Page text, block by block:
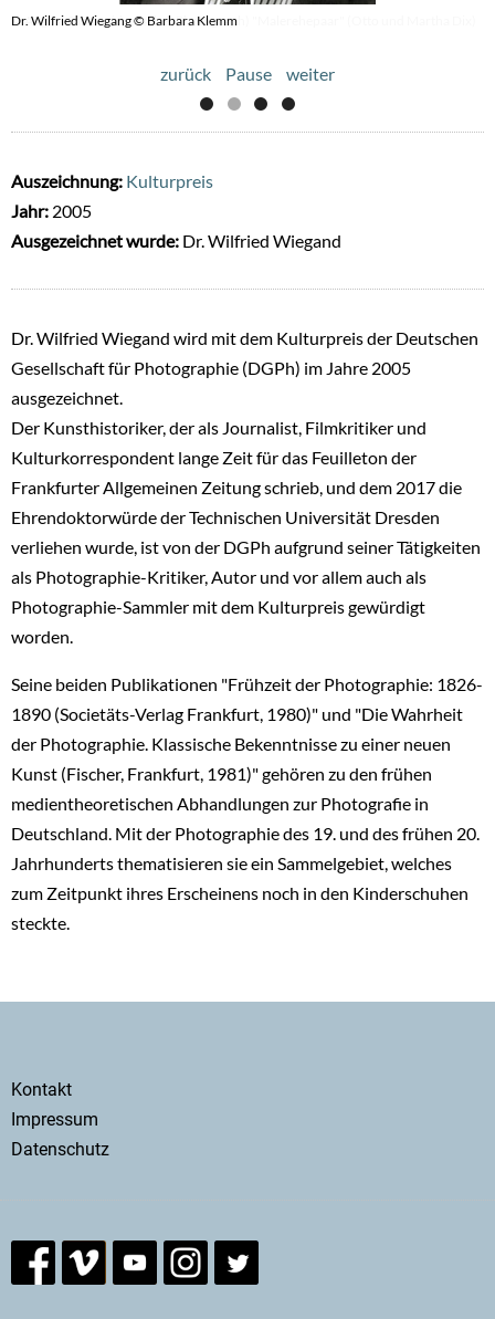
Dr. Wilfried Wiegang © Barbara Klemm
© August Sander (deutscher Photograph) "Malerehepaar" (Otto und Martha Dix)
zurück Pause weiter
Auszeichnung: Kulturpreis
Jahr: 2005
Ausgezeichnet wurde: Dr. Wilfried Wiegand
Dr. Wilfried Wiegand wird mit dem Kulturpreis der Deutschen
Gesellschaft für Photographie (DGPh) im Jahre 2005
ausgezeichnet.
Der Kunsthistoriker, der als Journalist, Filmkritiker und
Kulturkorrespondent lange Zeit für das Feuilleton der
Frankfurter Allgemeinen Zeitung schrieb, und dem 2017 die
Ehrendoktorwürde der Technischen Universität Dresden
verliehen wurde, ist von der DGPh aufgrund seiner Tätigkeiten
als Photographie-Kritiker, Autor und vor allem auch als
Photographie-Sammler mit dem Kulturpreis gewürdigt
worden.
Seine beiden Publikationen "Frühzeit der Photographie: 1826-
1890 (Societäts-Verlag Frankfurt, 1980)" und "Die Wahrheit
der Photographie. Klassische Bekenntnisse zu einer neuen
Kunst (Fischer, Frankfurt, 1981)" gehören zu den frühen
medientheoretischen Abhandlungen zur Photografie in
Deutschland. Mit der Photographie des 19. und des frühen 20.
Jahrhunderts thematisieren sie ein Sammelgebiet, welches
zum Zeitpunkt ihres Erscheinens noch in den Kinderschuhen
steckte.
Secondary
menu
Kontakt
Impressum
Datenschutz